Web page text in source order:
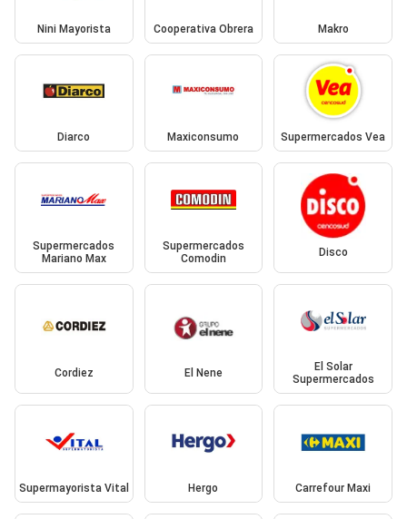
Nini Mayorista Cooperativa Obrera Makro
Diarco Maxiconsumo Supermercados Vea
Supermercados
Mariano Max
Supermercados
Comodin
Disco
Cordiez El Nene
El Solar
Supermercados
Supermayorista Vital Hergo Carrefour Maxi